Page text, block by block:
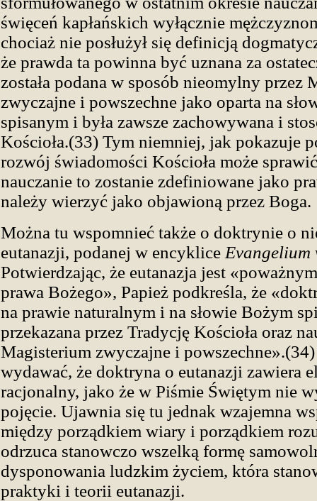
święceń kapłańskich wyłącznie
chociaż nie posłużył się definicją
że prawda ta powinna być uznana za
została podana w sposób nieomylny przez
zwyczajne i powszechne jako oparta na
spisanym i była zawsze zachowywana i
Kościoła.(33) Tym niemniej, jak pokazuje
rozwój świadomości Kościoła może
nauczanie to zostanie zdefiniowane jako
należy wierzyć jako objawioną przez Boga.
Można tu wspomnieć także o doktrynie o
eutanazji, podanej w encyklice Evangelium
Potwierdzając, że eutanazja jest
prawa Bożego», Papież podkreśla, że
na prawie naturalnym i na słowie Bożym
przekazana przez Tradycję Kościoła oraz
Magisterium zwyczajne i
wydawać, że doktryna o eutanazji zawiera
racjonalny, jako że w Piśmie Świętym nie
pojęcie. Ujawnia się tu jednak wzajemna
między porządkiem wiary i porządkiem
odrzuca stanowczo wszelką formę
dysponowania ludzkim życiem, która
praktyki i teorii eutanazji.